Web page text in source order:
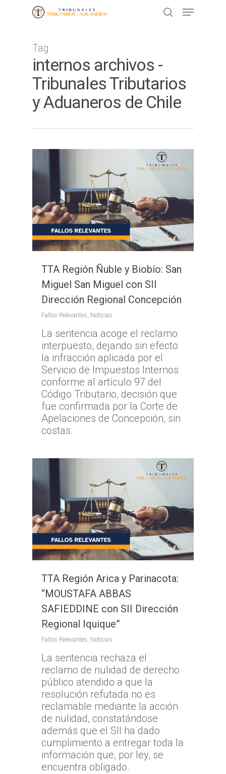
Presione ENTER para buscar o ESC
para cerrar
Tag
internos archivos -
Tribunales Tributarios
y Aduaneros de Chile
TTA Región Ñuble y Biobío: San
Miguel San Miguel con SII
Dirección Regional Concepción
Fallos Relevantes, Noticias
La sentencia acoge el reclamo
interpuesto, dejando sin efecto
la infracción aplicada por el
Servicio de Impuestos Internos
conforme al artículo 97 del
Código Tributario, decisión que
fue confirmada por la Corte de
Apelaciones de Concepción, sin
costas.
TTA Región Arica y Parinacota:
“MOUSTAFA ABBAS
SAFIEDDINE con SII Dirección
Regional Iquique”
Fallos Relevantes, Noticias
La sentencia rechaza el
reclamo de nulidad de derecho
público atendido a que la
resolución refutada no es
reclamable mediante la acción
de nulidad, constatándose
además que el SII ha dado
cumplimiento a entregar toda la
información que, por ley, se
encuentra obligado.